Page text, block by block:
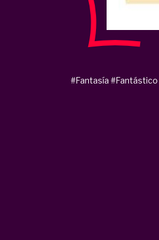
#Fantasía #Fantástico